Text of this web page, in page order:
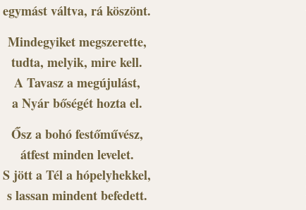
egymást váltva, rá köszönt.
Mindegyiket megszerette,
tudta, melyik, mire kell.
A Tavasz a megújulást,
a Nyár bőségét hozta el.
Ősz a bohó festőművész,
átfest minden levelet.
S jött a Tél a hópelyhekkel,
s lassan mindent befedett.